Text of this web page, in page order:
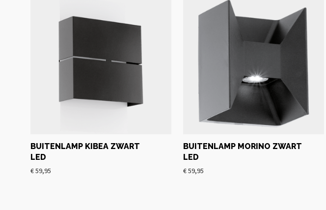
BUITENLAMP KIBEA ZWART
LED
€59,95
BUITENLAMP MORINO ZWART
LED
€59,95